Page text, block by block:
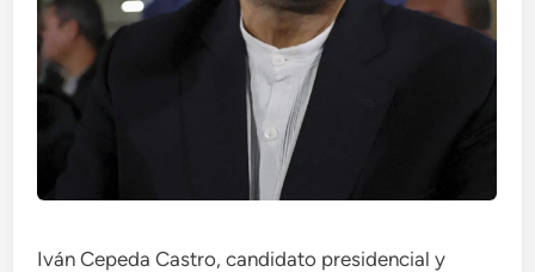
Iván Cepeda Castro, candidato presidencial y